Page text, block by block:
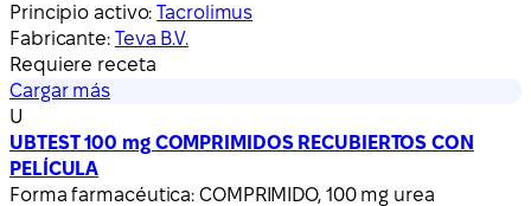
Principio activo:Tacrolimus
Fabricante: Teva B.V.
Requiere receta
Cargar más
U
UBTEST 100 mg COMPRIMIDOS RECUBIERTOS CON
PELÍCULA
Forma farmacéutica: COMPRIMIDO, 100 mg urea